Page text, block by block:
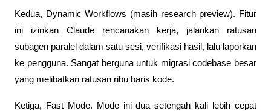
Kedua, Dynamic Workflows (masih research preview). Fitur
ini izinkan Claude rencanakan kerja, jalankan ratusan
subagen paralel dalam satu sesi, verifikasi hasil, lalu laporkan
ke pengguna. Sangat berguna untuk migrasi codebase besar
yang melibatkan ratusan ribu baris kode.
Ketiga, Fast Mode. Mode ini dua setengah kali lebih cepat